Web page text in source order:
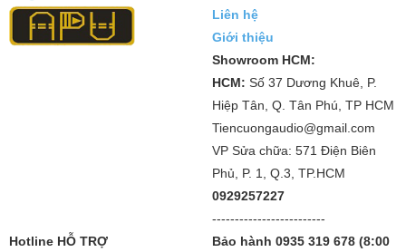
Liên hệ
Giới thiệu
Showroom HCM:
HCM: Số 37 Dương Khuê, P.
Hiệp Tân, Q. Tân Phú, TP HCM
Tiencuongaudio@gmail.com
VP Sửa chữa: 571 Điện Biên
Phủ, P. 1, Q.3, TP.HCM
0929257227
-------------------------
Hotline HỖ TRỢ
Bảo hành 0935 319 678 (8:00